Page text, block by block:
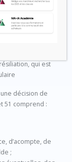
de
qui est
décision de
51 comprend :
d’acompte, de
;